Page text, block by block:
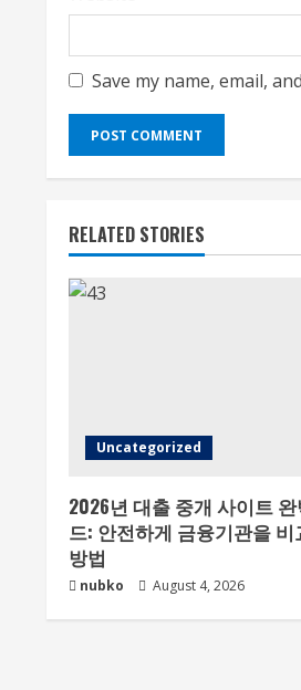
Save my name, email,
RELATED STORIES
Uncategorized
2026년 대출 중개 사이트
드: 안전하게 금융기관을 비
방법
nubko August 4, 2026